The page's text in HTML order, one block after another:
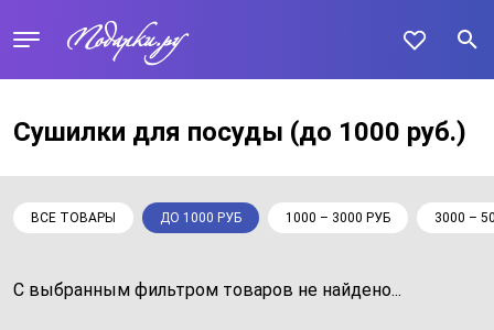
Сушилки для посуды (до 1000 руб.)
ВСЕ ТОВАРЫ ДО 1000 РУБ 1000 – 3000 РУБ 3000 –
С выбранным фильтром товаров не найдено...